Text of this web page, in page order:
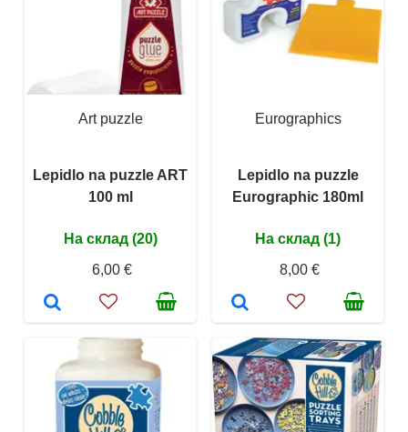
Art puzzle
Lepidlo na puzzle ART
100 ml
На склад (20)
6,00 €
Eurographics
Lepidlo na puzzle
Eurographic 180ml
На склад (1)
8,00 €